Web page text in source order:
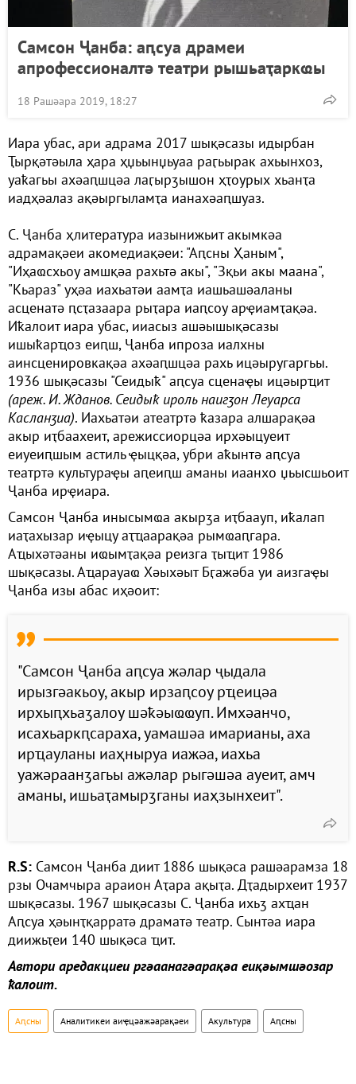
Самсон Ҷанба: аԥсуа драмеи
апрофессионалтә театри рышьаҭаркҩы
18 Рашәара 2019, 18:27
Иара убас, ари адрама 2017 шықәсазы идырбан
Ҭырқәтәыла ҳара ҳџьынџьуаа раӷьырак ахьынхоз,
уаҟагьы ахәаԥшцәа лаӷырӡышон ҳҭоурых хьанҭа
иадҳәалаз ақәыргыламҭа ианахәаԥшуаз.
С. Ҷанба ҳлитература иазынижьит акымкәа
адрамақәеи акомедиақәеи: "Аԥсны Ҳаным",
"Иҳаҩсхьоу амшқәа рахьтә акы", "Зқьи акы маана",
"Кьараз" уҳәа иахьатәи аамҭа иашьашәаланы
асценатә ԥсҭазаара рыҭара иаԥсоу арҿиамҭақәа.
Иҟалоит иара убас, ииасыз ашәышықәсазы
ишыҟарҵоз еиԥш, Ҷанба ипроза иалхны
аинсценировкақәа ахәаԥшцәа рахь ицәыругаргьы.
1936 шықәсазы "Сеидыҟ" аԥсуа сценаҿы ицәырҵит
(ареж. И. Жданов. Сеидыҟ ироль наигӡон Леуарса
Касланӡиа). Иахьатәи атеатртә ҟазара алшарақәа
акыр иҭбаахеит, арежиссиорцәа ирхәыцуеит
еиуеиԥшым астиль ҿыцқәа, убри аҟынтә аԥсуа
театртә культураҿы аԥеиԥш аманы иаанхо џьысшьоит
Ҷанба ирҿиара.
Самсон Ҷанба инысымҩа акырӡа иҭбаауп, иҟалап
иаҭахызар иҿыцу аҭҵаарақәа рымҩаԥгара.
Аҵыхәтәаны иҩымҭақәа реизга ҭыҵит 1986
шықәсазы. Аҵарауаҩ Хәыхәыт Бӷажәба уи аизгаҿы
Ҷанба изы абас иҳәоит:
"Самсон Ҷанба аԥсуа жәлар ҷыдала
ирызгәакьоу, акыр ирзаԥсоу рҵеицәа
ирхыԥхьаӡалоу шәҟәыҩҩуп. Имхәанчо,
исахьаркԥсараха, уамашәа имарианы, аха
ирҵауланы иаҳныруа иажәа, иахьа
уажәраанӡагьы ажәлар рыгәшәа ауеит, амч
аманы, ишьаҭамырӡганы иаҳзынхеит".
R.S: Самсон Ҷанба диит 1886 шықәса рашәарамза 18
рзы Очамчыра араион Аҭара ақыҭа. Дҭадырхеит 1937
шықәсазы. 1967 шықәсазы С. Ҷанба ихьӡ ахҵан
Аԥсуа ҳәынҭқарратә драматә театр. Сынтәа иара
диижьҭеи 140 шықәса ҵит.
Автори аредакциеи ргәаанагәарақәа еиқәымшәозар
ҟалоит.
Аԥсны Аналитикеи аиҿцәажәарақәеи Акультура Аԥсны